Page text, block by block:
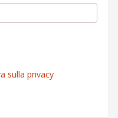
sulla privacy